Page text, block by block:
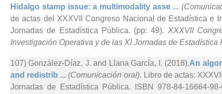
Hidalgo stamp issue: a multimodality asse ...
de actas del XXXVII Congreso Nacional de Estadística e
Jornadas de Estadística Pública. (pp: 49). XXXVII
Investigación Operativa y de las XI Jornadas de Estadística
107) González-Díaz, J. and Llana García, I. (2018).An
and redistrib ...(Comunicación oral). Libro de actas:
Jornadas de Estadística Pública. ISBN 978-84-16664-